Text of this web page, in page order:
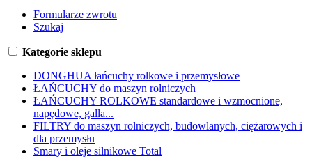
Formularze zwrotu
Szukaj
Kategorie sklepu
DONGHUA łańcuchy rolkowe i przemysłowe
ŁAŃCUCHY do maszyn rolniczych
ŁAŃCUCHY ROLKOWE standardowe i wzmocnione,
napędowe, galla...
FILTRY do maszyn rolniczych, budowlanych, ciężarowych i
dla przemysłu
Smary i oleje silnikowe Total